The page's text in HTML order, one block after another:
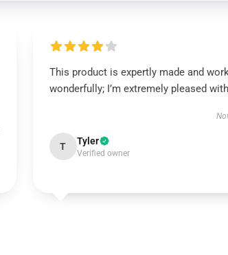
This product is expertly made and
wonderfully; I’m extremely pleased
T Tyler
Verified owner